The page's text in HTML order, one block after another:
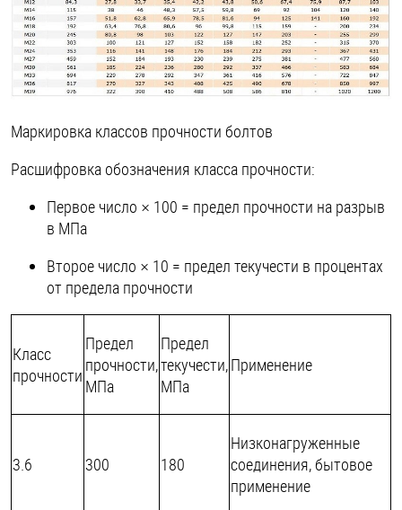
Маркировка классов прочности болтов
Расшифровка обозначения класса прочности:
Первое число × 100 = предел прочности на разрыв
в МПа
Второе число × 10 = предел текучести в процентах
от предела прочности
Класс
прочности
Предел
прочности,
МПа
Предел
текучести,
МПа
Применение
3.6 300 180
Низконагруженные
соединения, бытовое
применение